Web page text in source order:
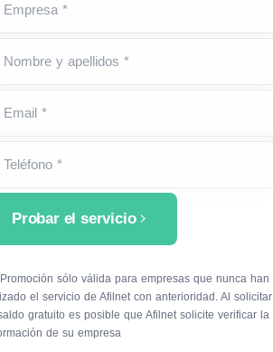
Empresa *
Nombre y apellidos *
Email *
Teléfono *
Probar el servicio
sólo válida para empresas que nunca han
el servicio de Afilnet con anterioridad. Al solicitar
gratuito es posible que Afilnet solicite verificar la
de su empresa